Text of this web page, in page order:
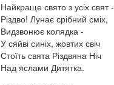
Найкраще свято з усіх свят -
Різдво! Лунає срібний сміх,
Видзвонює колядка -
У сяйві синіх, жовтих свіч
Стоїть свята Різдвяна Ніч
Над яслами Дитятка.